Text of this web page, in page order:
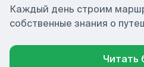
Каждый день строим
собственные знания о
Читать